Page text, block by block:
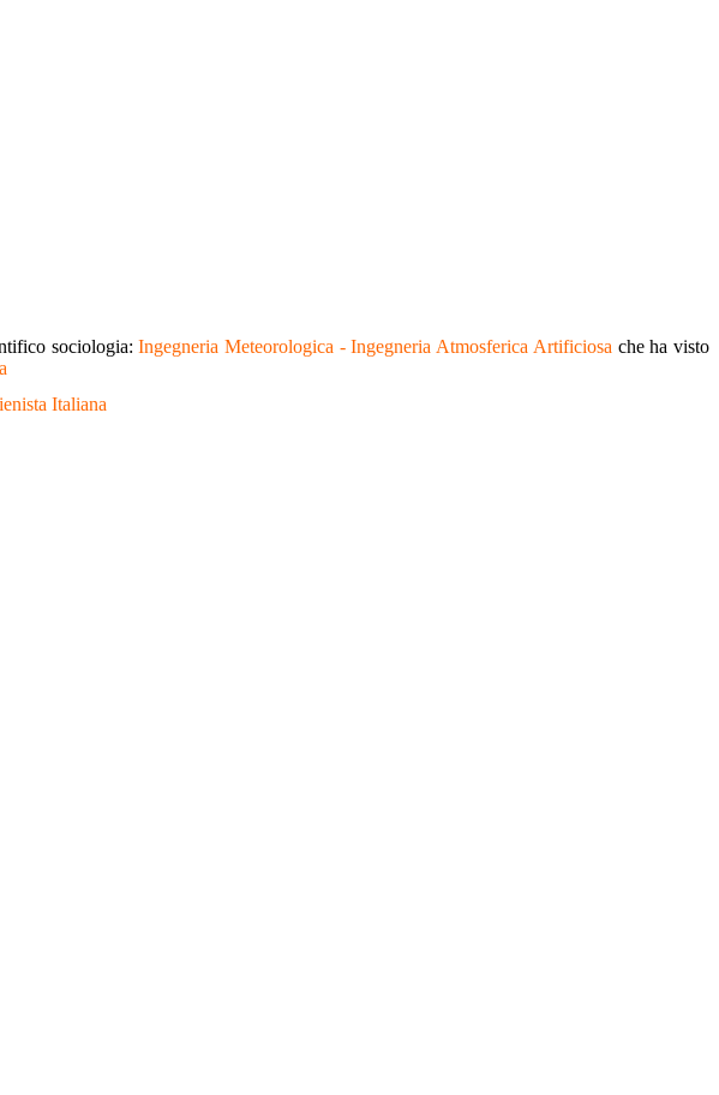
sociologia:Ingegneria Meteorologica - Ingegneria Atmosferica Artificiosa che ha visto
Italiana